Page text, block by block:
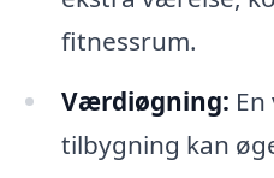
fitnessrum.
Værdiøgning:
tilbygning kan